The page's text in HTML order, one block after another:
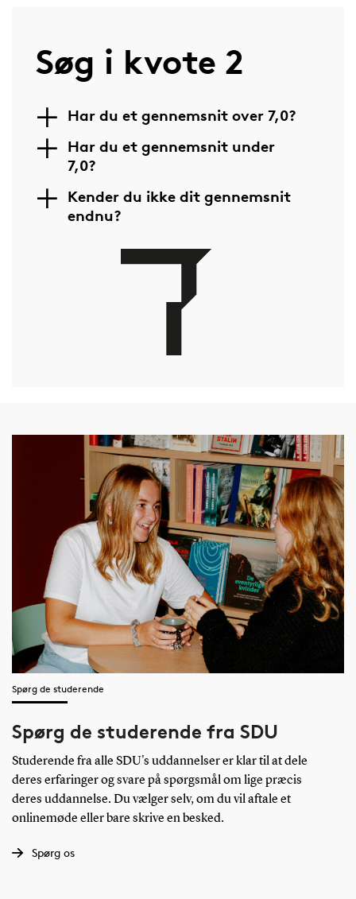
Søg i kvote 2
Har du et gennemsnit over 7,0?
Har du et gennemsnit under
7,0?
Kender du ikke dit gennemsnit
endnu?
Spørg de studerende
Spørg de studerende fra SDU
Studerende fra alle SDU's uddannelser er klar til at dele
deres erfaringer og svare på spørgsmål om lige præcis
deres uddannelse. Du vælger selv, om du vil aftale et
onlinemøde eller bare skrive en besked.
Spørg os